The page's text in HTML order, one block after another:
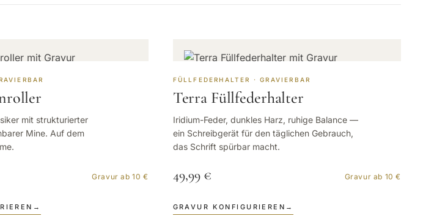
mit strukturierter
Mine. Auf dem
Gravur ab 10 €
→
FÜLLFEDERHALTER · GRAVIERBAR
Terra Füllfederhalter
Iridium-Feder, dunkles Harz, ruhige Balance —
ein Schreibgerät für den täglichen Gebrauch,
das Schrift spürbar macht.
49,99 € Gravur ab 10 €
GRAVUR KONFIGURIEREN →